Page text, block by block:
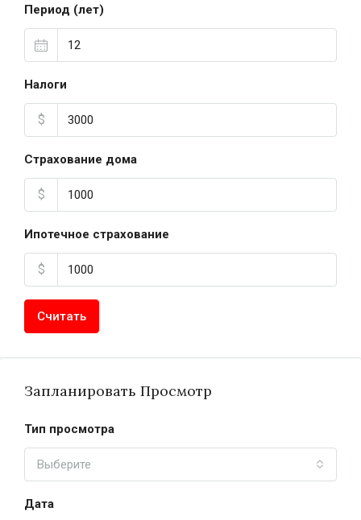
Период (лет)
Налоги
$
Страхование дома
$
Ипотечное страхование
$
Считать
Запланировать Просмотр
Тип просмотра
Выберите
Дата